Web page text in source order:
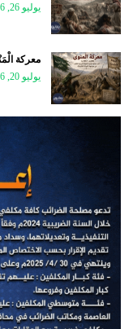
يوليو 26, 2026
معركة
يوليو 20, 2026